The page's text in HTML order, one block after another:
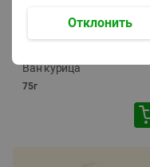
руб./шт
Корм влаж. для кош. с
Ван курица
75г
Отклонить